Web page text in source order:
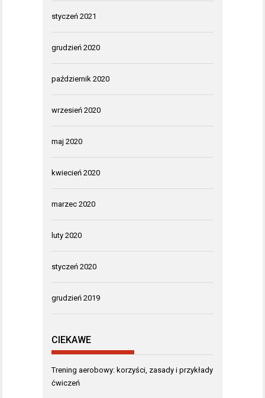
styczeń 2021
grudzień 2020
październik 2020
wrzesień 2020
maj 2020
kwiecień 2020
marzec 2020
luty 2020
styczeń 2020
grudzień 2019
CIEKAWE
Trening aerobowy: korzyści, zasady i przykłady
ćwiczeń